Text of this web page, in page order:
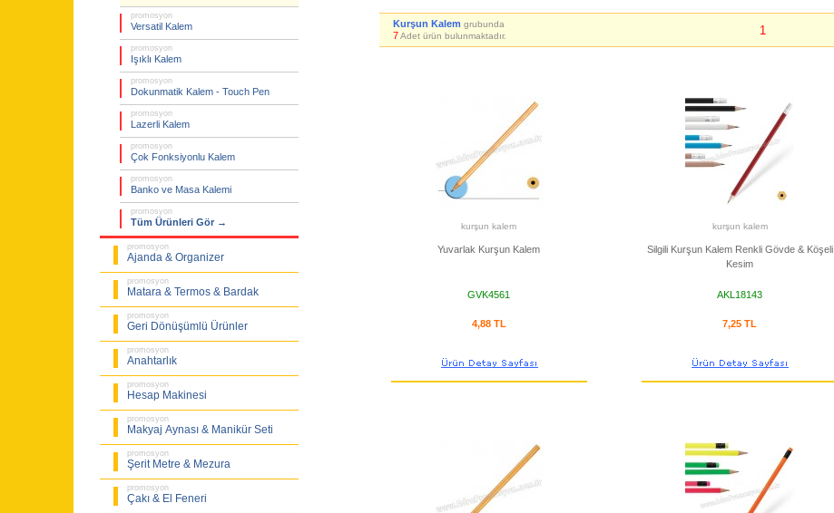
promosyon
Versatil Kalem
promosyon
Işıklı Kalem
promosyon
Dokunmatik Kalem - Touch Pen
promosyon
Lazerli Kalem
promosyon
Çok Fonksiyonlu Kalem
promosyon
Banko ve Masa Kalemi
promosyon
Tüm Ürünleri Gör →
promosyon
Ajanda & Organizer
promosyon
Matara & Termos & Bardak
promosyon
Geri Dönüşümlü Ürünler
promosyon
Anahtarlık
promosyon
Hesap Makinesi
promosyon
Makyaj Aynası & Manikür Seti
promosyon
Şerit Metre & Mezura
promosyon
Çakı & El Feneri
Kurşun Kalem grubunda
7Adet ürün bulunmaktadır. 1
kurşun kalem
Yuvarlak Kurşun Kalem
GVK4561
4,88 TL
kurşun kalem
Silgili Kurşun Kalem Renkli Gövde & Köşeli
Kesim
AKL18143
7,25 TL